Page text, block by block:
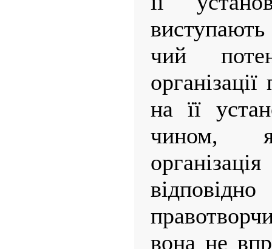
чий
на її
чином,
вона не